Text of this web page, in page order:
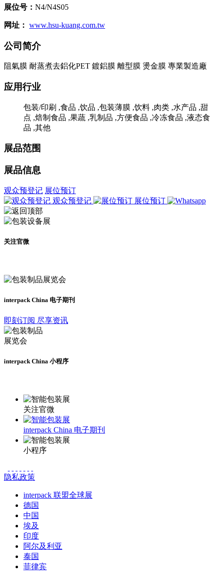
展位号： N4/N4S05
网址： www.hsu-kuang.com.tw
公司简介
阻氣膜 耐蒸煮去鋁化PET 鍍鋁膜 離型膜 燙金膜 專業製造廠
应用行业
包装/印刷 ,食品 ,饮品 ,包装薄膜 ,饮料 ,肉类 ,水产品 ,甜
点 ,焙制食品 ,果蔬 ,乳制品 ,方便食品 ,冷冻食品 ,液态食
品 ,其他
展品范围
展品信息
观众预登记 展位预订
观众预登记
展位预订
关注官微
interpack China 电子期刊
即刻订阅 尽享资讯
interpack China 小程序
关注官微
interpack China 电子期刊
小程序
隐私政策
interpack 联盟全球展
德国
中国
埃及
印度
阿尔及利亚
泰国
菲律宾